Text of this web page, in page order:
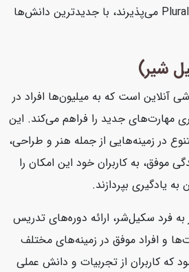
که دوره‌هایی که در Pluralsight می‌پذیرند، با جدیدترین دانش‌ها
آنلاین است که به میلیون‌ها افراد در
مهارت‌های جدید را فراهم می‌کند. این
در زمینه‌هایی از جمله هنر و طراحی،
موفق، به کاربران خود این امکان را
یادگیری بپردازند.
فرد سکیل‌شر، ارائه دوره‌های تدریس
و افراد موفق در زمینه‌های مختلف
کاربران از تجربیات و دانش عملی